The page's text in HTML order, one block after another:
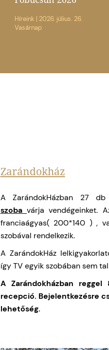
Híreink | 2026. július. 26.
Vasárnap
Zarándokház
A ZarándokHázban 27
szoba várja
franciaágyas( 200*140 ) ,
szobával rendelkezik.
A ZarándokHáz
így TV egyik szobában sem
A Zarándokházban
recepció. Bejelentkezésre
lehetőség.